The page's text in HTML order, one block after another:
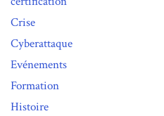
Crise
Cyberattaque
Evénements
Formation
Histoire